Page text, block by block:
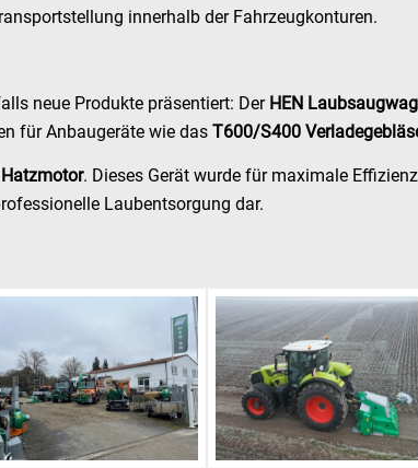
innerhalb der Fahrzeugkonturen.
neue Produkte präsentiert: Der HEN
für Anbaugeräte wie das T600/S400
. Dieses Gerät wurde für maximale
Laubentsorgung dar.